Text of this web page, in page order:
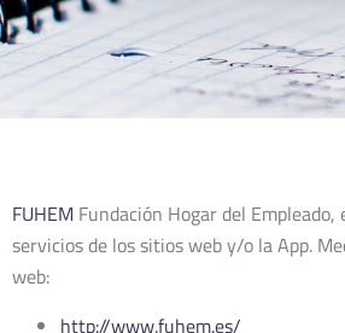
FUHEM Fundación Hogar del
servicios de los sitios web y/o la App.
web:
http://www.fuhem.es/